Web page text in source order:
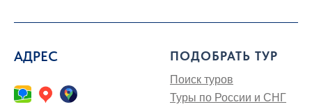
АДРЕС ПОДОБРАТЬ ТУР
Поиск туров
Туры по России и СНГ